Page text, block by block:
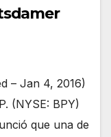
– Jan 4, 2016)
(NYSE: BPY)
que una de